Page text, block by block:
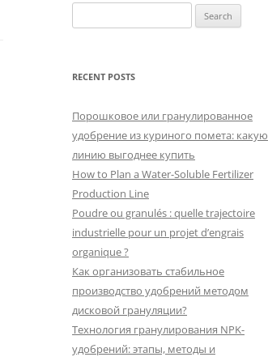
for:
RECENT POSTS
Порошковое или гранулированное
удобрение из куриного помета: какую
линию выгоднее купить
How to Plan a Water-Soluble Fertilizer
Production Line
Poudre ou granulés : quelle trajectoire
industrielle pour un projet d’engrais
organique ?
Как организовать стабильное
производство удобрений методом
дисковой грануляции?
Технология гранулирования NPK-
удобрений: этапы, методы и